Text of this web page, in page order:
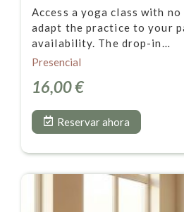
Access a yoga class with no
adapt the practice to your
availability. The drop-in…
Presencial
16,00€
Reservar ahora